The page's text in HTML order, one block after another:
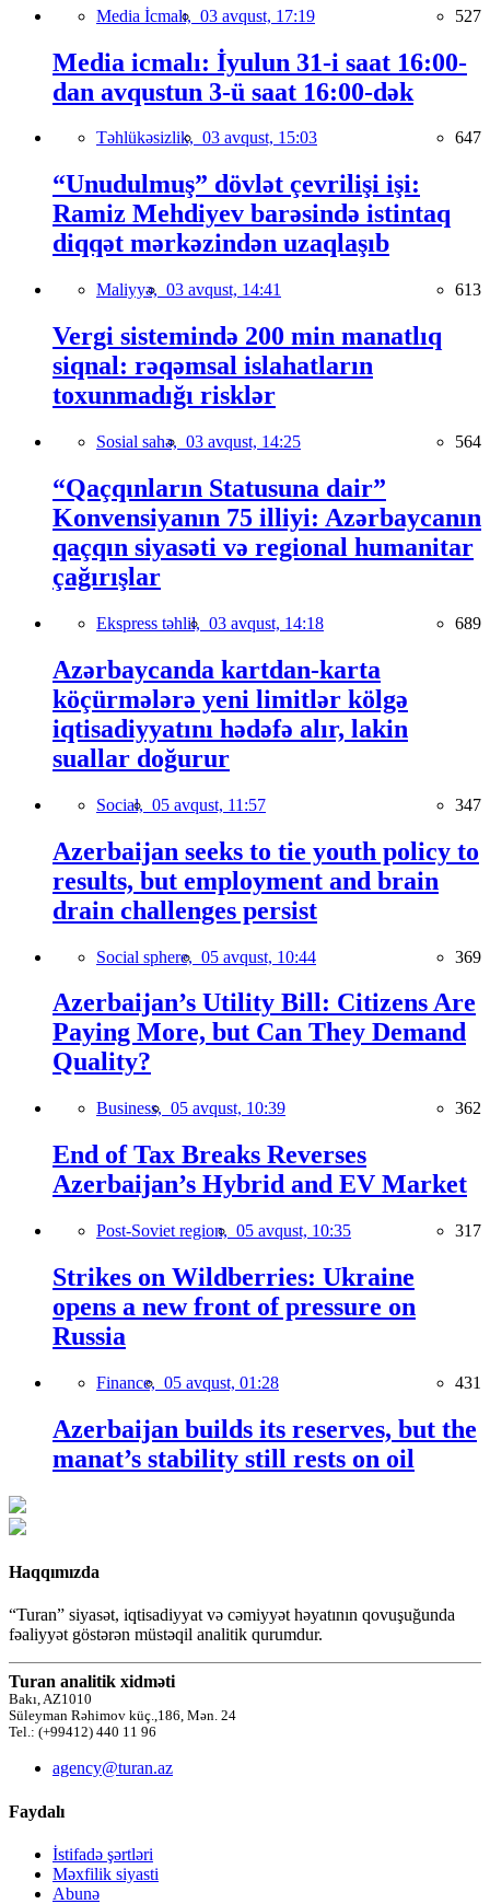
Media İcmalı, 03 avqust, 17:19 527
Media icmalı: İyulun 31-i saat 16:00-
dan avqustun 3-ü saat 16:00-dək
Təhlükəsizlik, 03 avqust, 15:03 647
“Unudulmuş” dövlət çevrilişi işi:
Ramiz Mehdiyev barəsində istintaq
diqqət mərkəzindən uzaqlaşıb
Maliyyə, 03 avqust, 14:41 613
Vergi sistemində 200 min manatlıq
siqnal: rəqəmsal islahatların
toxunmadığı risklər
Sosial sahə, 03 avqust, 14:25 564
“Qaçqınların Statusuna dair”
Konvensiyanın 75 illiyi: Azərbaycanın
qaçqın siyasəti və regional humanitar
çağırışlar
Ekspress təhlil, 03 avqust, 14:18 689
Azərbaycanda kartdan-karta
köçürmələrə yeni limitlər kölgə
iqtisadiyyatını hədəfə alır, lakin
suallar doğurur
Social, 05 avqust, 11:57 347
Azerbaijan seeks to tie youth policy to
results, but employment and brain
drain challenges persist
Social sphere, 05 avqust, 10:44 369
Azerbaijan’s Utility Bill: Citizens Are
Paying More, but Can They Demand
Quality?
Business, 05 avqust, 10:39 362
End of Tax Breaks Reverses
Azerbaijan’s Hybrid and EV Market
Post-Soviet region, 05 avqust, 10:35 317
Strikes on Wildberries: Ukraine
opens a new front of pressure on
Russia
Finance, 05 avqust, 01:28 431
Azerbaijan builds its reserves, but the
manat’s stability still rests on oil
Haqqımızda
“Turan” siyasət, iqtisadiyyat və cəmiyyət həyatının qovuşuğunda
fəaliyyət göstərən müstəqil analitik qurumdur.
Turan analitik xidməti
Bakı, AZ1010
Süleyman Rəhimov küç.,186, Mən. 24
Tel.: (+99412) 440 11 96
agency@turan.az
Faydalı
İstifadə şərtləri
Məxfilik siyasti
Abunə